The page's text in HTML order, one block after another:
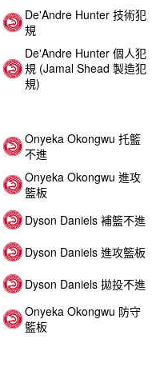
Onyeka Okongwu 防守
籃板
Dyson Daniels 拋投不進
Dyson Daniels 進攻籃板
Dyson Daniels 補籃不進
Onyeka Okongwu 進攻
籃板
Onyeka Okongwu 托籃
不進
De'Andre Hunter 個人犯
規 (Jamal Shead 製造犯
規)
De'Andre Hunter 技術犯
規